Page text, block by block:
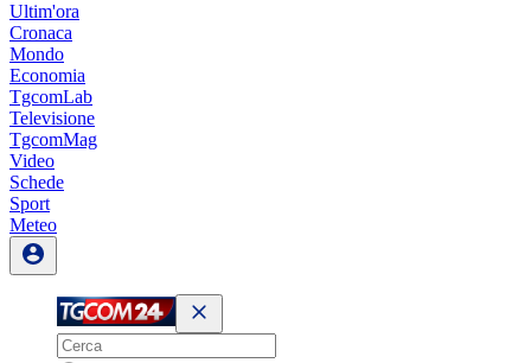
Ultim'ora
Cronaca
Mondo
Economia
TgcomLab
Televisione
TgcomMag
Video
Schede
Sport
Meteo